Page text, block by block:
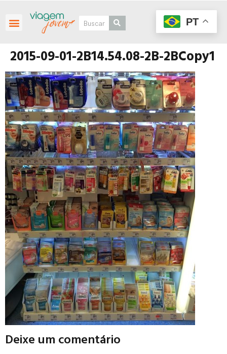
2015-09-01-2B14.54.08-2B-2BCopy1
Deixe um comentário
PT